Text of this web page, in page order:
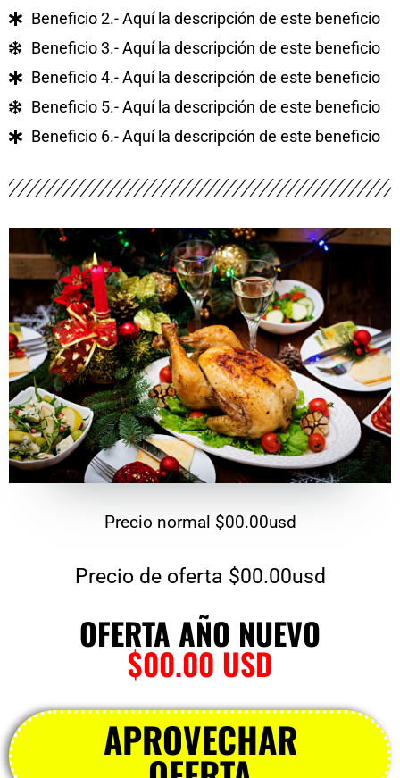
Beneficio 2.- Aquí la descripción de este beneficio
Beneficio 3.- Aquí la descripción de este beneficio
Beneficio 4.- Aquí la descripción de este beneficio
Beneficio 5.- Aquí la descripción de este beneficio
Beneficio 6.- Aquí la descripción de este beneficio
Precio normal $00.00usd
Precio de oferta $00.00usd
OFERTA AÑO NUEVO
$00.00 USD
APROVECHAR